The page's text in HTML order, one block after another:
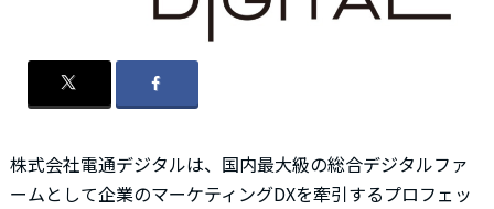
株式会社電通デジタルは、国内最大級の総合デジタルファ
ームとして企業のマーケティングDXを牽引するプロフェッ